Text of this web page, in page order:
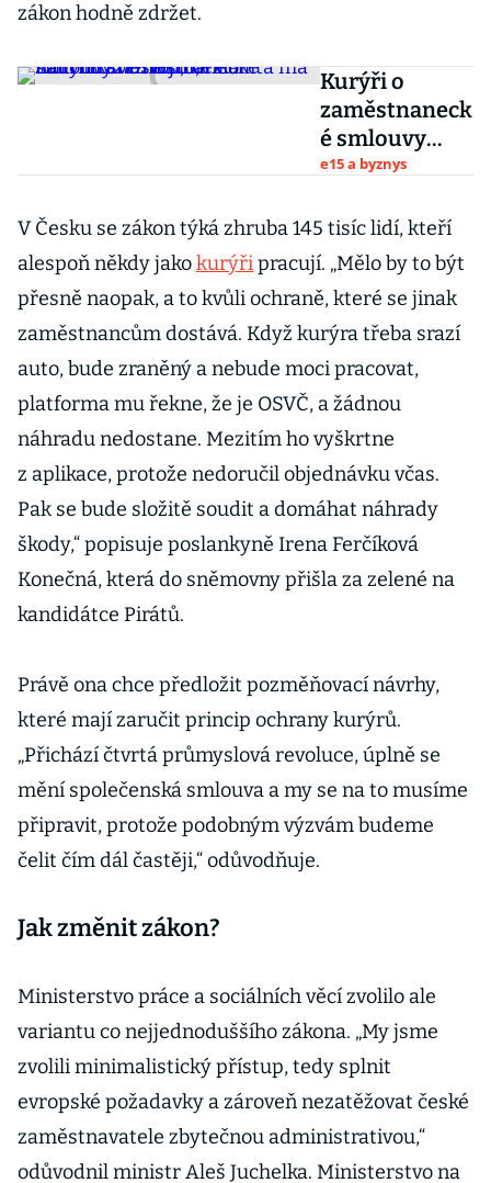
zákon hodně zdržet.
Kurýři o
zaměstnaneck
é smlouvy
nestojí,
na trhu své
místo, říká
Laurinkari z
Woltu
e15 a byznys
V Česku se zákon týká zhruba 145 tisíc lidí, kteří
alespoň někdy jakokurýřipracují. „Mělo by to být
přesně naopak, a to kvůli ochraně, které se jinak
zaměstnancům dostává. Když kurýra třeba srazí
auto, bude zraněný a nebude moci pracovat,
platforma mu řekne, že je OSVČ, a žádnou
náhradu nedostane. Mezitím ho vyškrtne
z aplikace, protože nedoručil objednávku včas.
Pak se bude složitě soudit a domáhat náhrady
škody,“ popisuje poslankyně Irena Ferčíková
Konečná, která do sněmovny přišla za zelené na
kandidátce Pirátů.
Právě ona chce předložit pozměňovací návrhy,
které mají zaručit princip ochrany kurýrů.
„Přichází čtvrtá průmyslová revoluce, úplně se
mění společenská smlouva a my se na to musíme
připravit, protože podobným výzvám budeme
čelit čím dál častěji,“ odůvodňuje.
Jak změnit zákon?
Ministerstvo práce a sociálních věcí zvolilo ale
variantu co nejjednoduššího zákona. „My jsme
zvolili minimalistický přístup, tedy splnit
evropské požadavky a zároveň nezatěžovat české
zaměstnavatele zbytečnou administrativou,“
odůvodnil ministr Aleš Juchelka. Ministerstvo na